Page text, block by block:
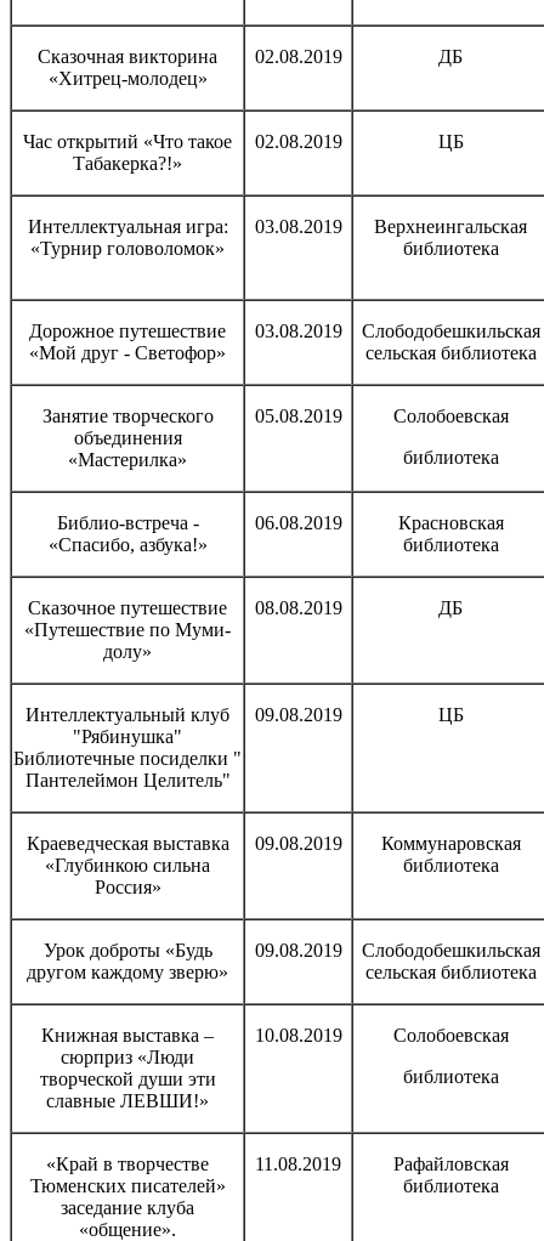
Сказочная викторина
«Хитрец-молодец»
02.08.2019 ДБ
Час открытий «Что такое
Табакерка?!»
02.08.2019 ЦБ
Интеллектуальная игра:
«Турнир головоломок»
03.08.2019
Верхнеингальская
библиотека
Дорожное путешествие
«Мой друг - Светофор»
03.08.2019
Слободобешкильская
сельская библиотека
Занятие творческого
объединения
«Мастерилка»
05.08.2019
Солобоевская
библиотека
Библио-встреча -
«Спасибо, азбука!»
06.08.2019
Красновская
библиотека
Сказочное путешествие
«Путешествие по Муми-
долу»
08.08.2019 ДБ
Интеллектуальный клуб
"Рябинушка"
Библиотечные посиделки "
Пантелеймон Целитель"
09.08.2019 ЦБ
Краеведческая выставка
«Глубинкою сильна
Россия»
09.08.2019
Коммунаровская
библиотека
Урок доброты «Будь
другом каждому зверю»
09.08.2019
Слободобешкильская
сельская библиотека
Книжная выставка –
сюрприз «Люди
творческой души эти
славные ЛЕВШИ!»
10.08.2019
Солобоевская
библиотека
«Край в творчестве
Тюменских писателей»
заседание клуба
«общение».
11.08.2019
Рафайловская
библиотека